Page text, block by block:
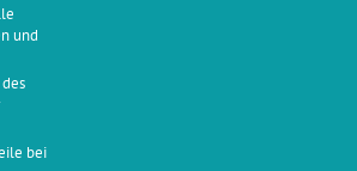
und
bei